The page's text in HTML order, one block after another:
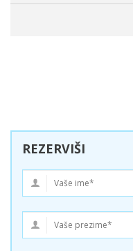
REZERVIŠI